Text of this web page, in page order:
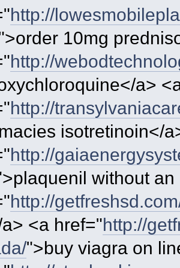
http://
10mg
http://
a>
http://
isotretinoin</
http://
without an
http://
<a href="http://
">buy viagra on